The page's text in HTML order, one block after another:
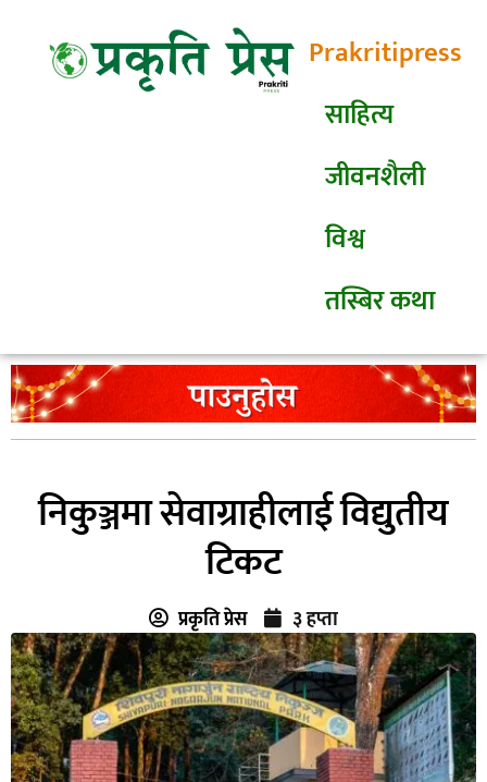
Prakritipress
साहित्य
जीवनशैली
विश्व
तस्बिर कथा
निकुञ्जमा सेवाग्राहीलाई विद्युतीय
टिकट
प्रकृति प्रेस ३ हप्ता